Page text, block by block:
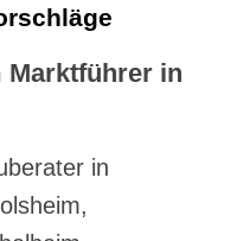
Marktführer in
in